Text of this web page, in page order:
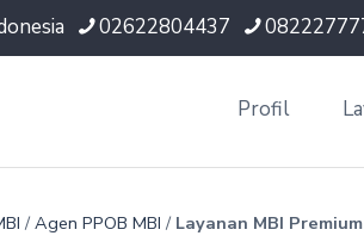
02622804437
Profil
/ Agen PPOB MBI / Layanan MBI